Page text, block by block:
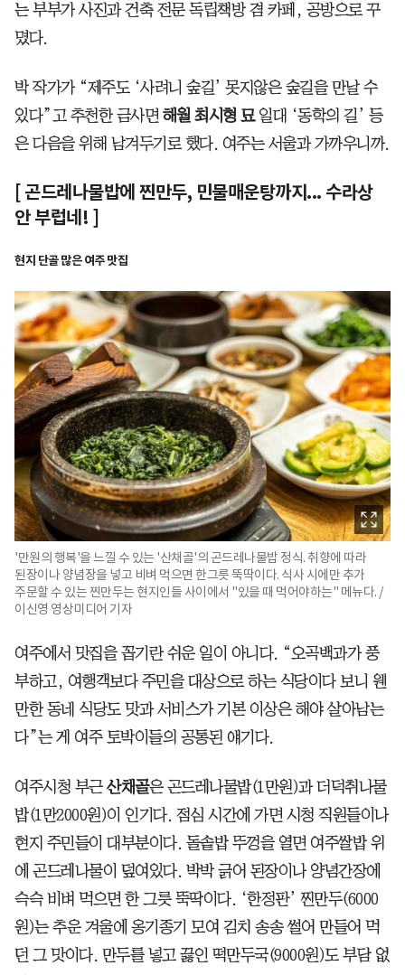
는 부부가 사진과 건축 전문 독립책방 겸 카페, 공방으로 꾸
몄다.
박 작가가 “제주도 ‘사려니 숲길’ 못지않은 숲길을 만날 수
있다”고 추천한 금사면 해월 최시형 묘일대 ‘동학의 길’ 등
은 다음을 위해 남겨두기로 했다. 여주는 서울과 가까우니까.
[ 곤드레나물밥에 찐만두, 민물매운탕까지... 수라상
안 부럽네! ]
현지 단골 많은 여주 맛집
'만원의 행복'을 느낄 수 있는 '산채골'의 곤드레나물밥 정식. 취향에 따라
된장이나 양념장을 넣고 비벼 먹으면 한그릇 뚝딱이다. 식사 시에만 추가
주문할 수 있는 찐만두는 현지인들 사이에서 "있을 때 먹어야하는" 메뉴다. /
이신영 영상미디어 기자
여주에서 맛집을 꼽기란 쉬운 일이 아니다. “오곡백과가 풍
부하고, 여행객보다 주민을 대상으로 하는 식당이다 보니 웬
만한 동네 식당도 맛과 서비스가 기본 이상은 해야 살아남는
다”는 게 여주 토박이들의 공통된 얘기다.
여주시청 부근 산채골은 곤드레나물밥(1만원)과 더덕취나물
밥(1만2000원)이 인기다. 점심 시간에 가면 시청 직원들이나
현지 주민들이 대부분이다. 돌솥밥 뚜껑을 열면 여주쌀밥 위
에 곤드레나물이 덮여있다. 박박 긁어 된장이나 양념간장에
슥슥 비벼 먹으면 한 그릇 뚝딱이다. ‘한정판’ 찐만두(6000
원)는 추운 겨울에 옹기종기 모여 김치 송송 썰어 만들어 먹
던 그 맛이다. 만두를 넣고 끓인 떡만두국(9000원)도 부담 없